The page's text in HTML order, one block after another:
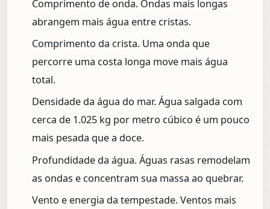
Comprimento de onda. Ondas mais longas
abrangem mais água entre cristas.
Comprimento da crista. Uma onda que
percorre uma costa longa move mais água
total.
Densidade da água do mar.Água salgada com
cerca de 1.025 kg por metro cúbico é um pouco
mais pesada que a doce.
Profundidade da água.Águas rasas remodelam
as ondas e concentram sua massa ao quebrar.
Vento e energia da tempestade.Ventos mais